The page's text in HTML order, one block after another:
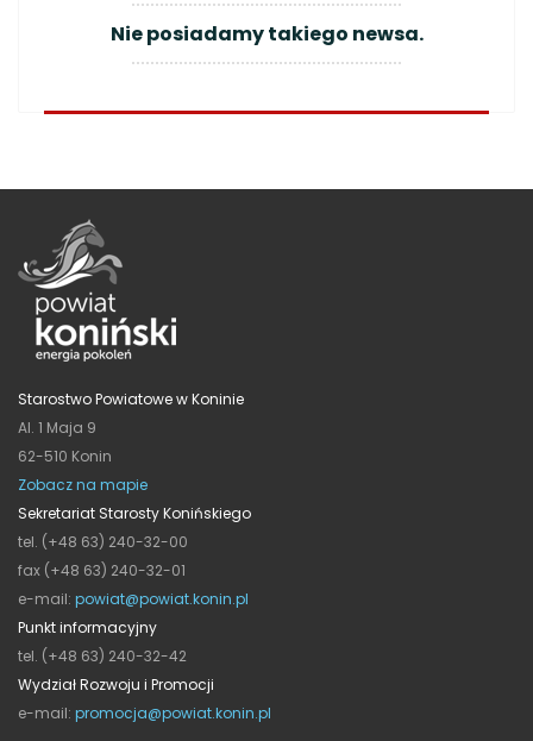
Nie posiadamy takiego newsa.
Starostwo Powiatowe w Koninie
Al. 1 Maja 9
62-510 Konin
Zobacz na mapie
Sekretariat Starosty Konińskiego
tel. (+48 63) 240-32-00
fax (+48 63) 240-32-01
e-mail: powiat@powiat.konin.pl
Punkt informacyjny
tel. (+48 63) 240-32-42
Wydział Rozwoju i Promocji
e-mail: promocja@powiat.konin.pl